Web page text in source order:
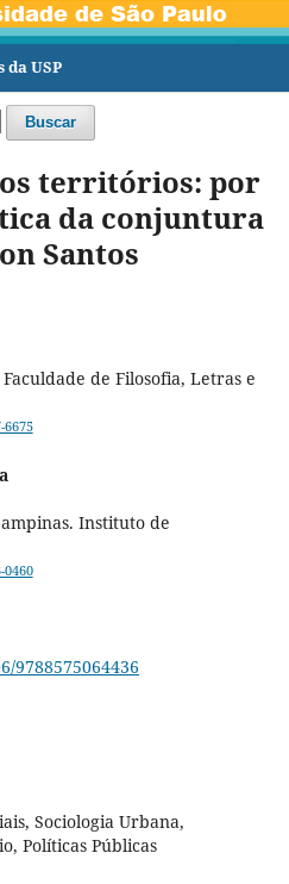
USP
Buscar
territórios: por
da conjuntura
Santos
de Filosofia, Letras e
6675
Instituto de
0460
9788575064436
Sociologia Urbana,
Políticas Públicas